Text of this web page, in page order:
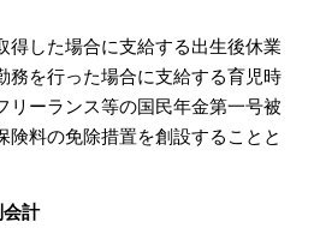
した場合に支給する出生後休業
務を行った場合に支給する育児時
リーランス等の国民年金第一号被
料の免除措置を創設することと
計